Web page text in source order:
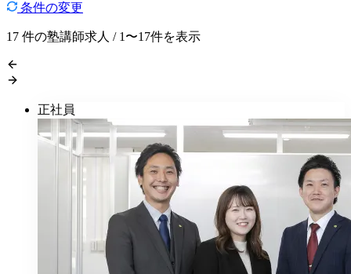
条件の変更
17 件の塾講師求人 / 1〜17件を表示
正社員